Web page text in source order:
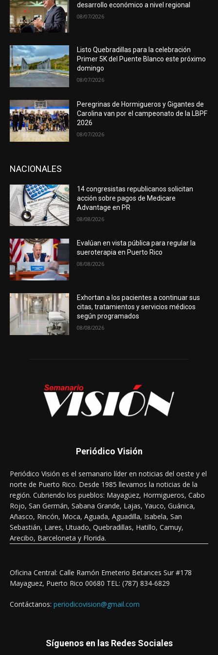
desarrollo económico a nivel regional
08/07/2026
Listo Quebradillas para la celebración
Primer 5K del Puente Blanco este próximo
domingo
08/07/2026
Peregrinas de Hormigueros y Gigantes de
Carolina van por el campeonato de la LBPF
2026
08/07/2026
NACIONALES
14 congresistas republicanos solicitan
acción sobre pagos de Medicare
Advantage en PR
08/08/2026
Evalúan en vista pública para regular la
sueroterapia en Puerto Rico
08/08/2026
Exhortan a los pacientes a continuar sus
citas, tratamientos y servicios médicos
según programados
08/08/2026
Periódico Visión
Periódico Visión es el semanario líder en noticias del oeste y el
norte de Puerto Rico. Desde 1985 llevamos la noticias de la
región. Cubriendo los pueblos: Mayagüez, Hormigueros, Cabo
Rojo, San Germán, Sabana Grande, Lajas, Yauco, Guánica,
Añasco, Rincón, Moca, Aguada, Aguadilla, Isabela, San
Sebastián, Lares, Utuado, Quebradillas, Hatillo, Camuy,
Arecibo, Barceloneta y Florida.
Oficina Central: Calle Ramón Emeterio Betances Sur #178
Mayaguez, Puerto Rico 00680 TEL: (787) 834-6829
Contáctanos: periodicovision@gmail.com
Síguenos en las Redes Sociales